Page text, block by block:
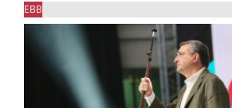
EBB